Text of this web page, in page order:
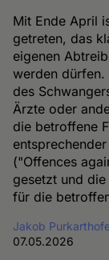
Mit Ende April
getreten, das
eigenen
werden dürfen.
des
Ärzte oder
die betroffene
("Offences
gesetzt und
für die
Jakob
07.05.2026